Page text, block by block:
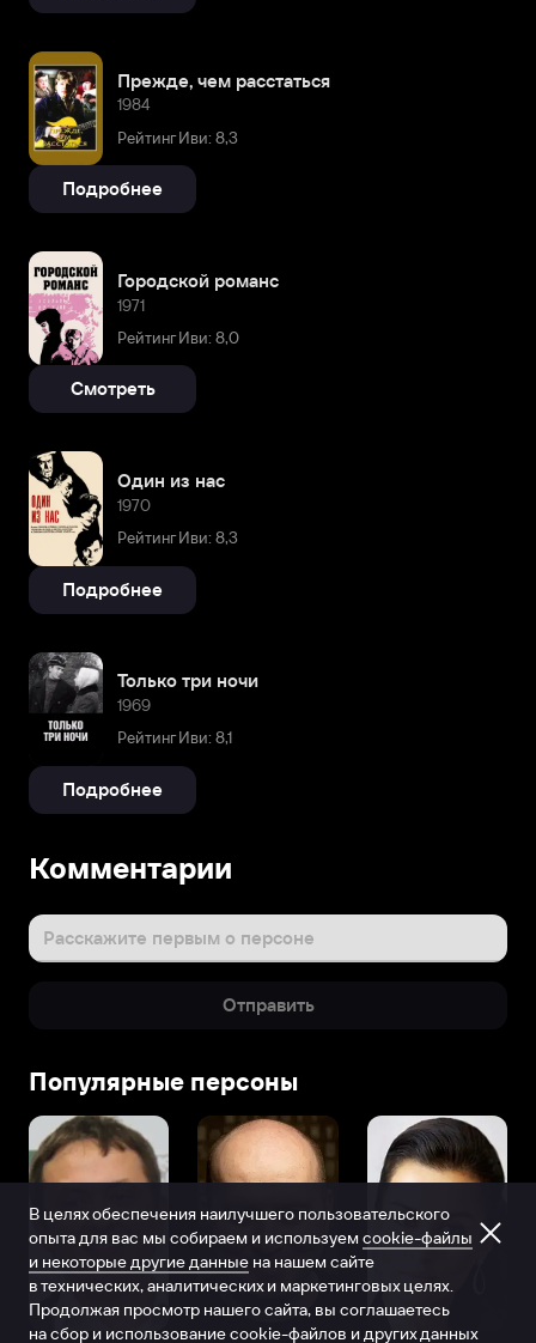
Прежде, чем расстаться
1984
Рейтинг Иви: 8,3
Подробнее
Городской романс
1971
Рейтинг Иви: 8,0
Смотреть
Один из нас
1970
Рейтинг Иви: 8,3
Подробнее
Только три ночи
1969
Рейтинг Иви: 8,1
Подробнее
Комментарии
Расскажите первым о персоне
Отправить
Популярные персоны
В целях обеспечения наилучшего пользовательского
опыта для вас мы собираем и используем cookie-файлы
и некоторые другие данные на нашем сайте
в технических, аналитических и маркетинговых целях.
Продолжая просмотр нашего сайта, вы соглашаетесь
на сбор и использование cookie-файлов и других данных